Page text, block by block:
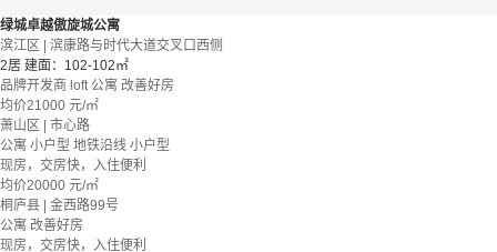
绿城卓越傲旋城公寓
滨江区 | 滨康路与时代大道交叉口西侧
2居 建面：102-102㎡
品牌开发商 loft 公寓 改善好房
均价21000 元/㎡
萧山区 | 市心路
公寓 小户型 地铁沿线 小户型
现房，交房快，入住便利
均价20000 元/㎡
桐庐县 | 金西路99号
公寓 改善好房
现房，交房快，入住便利